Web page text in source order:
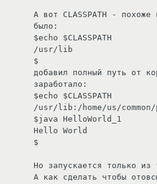
А вот CLASSPATH - похоже
было:
$echo $CLASSPATH
/usr/lib
$
добавил полный путь от
заработало:
$echo $CLASSPATH
/usr/lib:/home/us/
$java HelloWorld_1
Hello World
$
Но запускается только
А как сделать чтобы